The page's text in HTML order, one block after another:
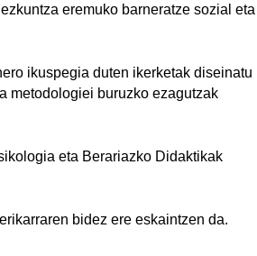
eremuko barneratze sozial eta
ikuspegia duten ikerketak diseinatu
metodologiei buruzko ezagutzak
eta Berariazko Didaktikak
bidez ere eskaintzen da.